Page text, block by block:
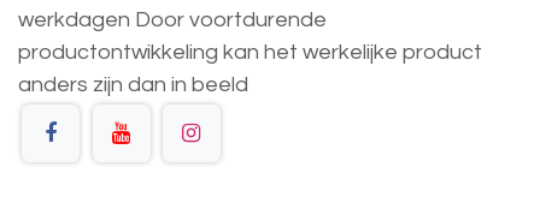
werkdagen Door voortdurende
productontwikkeling kan het werkelijke product
anders zijn dan in beeld